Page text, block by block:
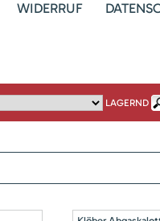
WIDERRUF
LAGERND